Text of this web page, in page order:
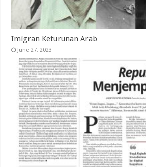
Imigran Keturunan Arab
June 27, 2023